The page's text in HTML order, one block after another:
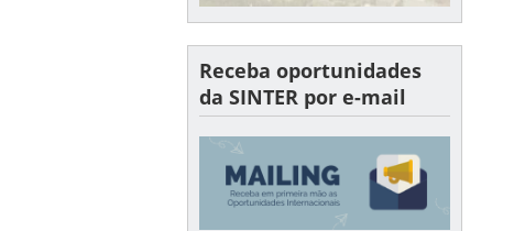
Receba oportunidades
da SINTER por e-mail